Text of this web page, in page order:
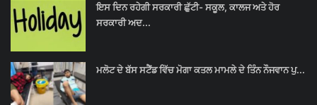
ਇਸ ਦਿਨ ਰਹੇਗੀ ਸਰਕਾਰੀ ਛੁੱਟੀ- ਸਕੂਲ, ਕਾਲਜ ਅਤੇ ਹੋਰ
ਸਰਕਾਰੀ ਅਦ...
ਮਲੋਟ ਦੇ ਬੱਸ ਸਟੈਂਡ ਵਿੱਚ ਮੋਗਾ ਕਤਲ ਮਾਮਲੇ ਦੇ ਤਿੰਨ ਨੌਜਵਾਨ ਪੁ...